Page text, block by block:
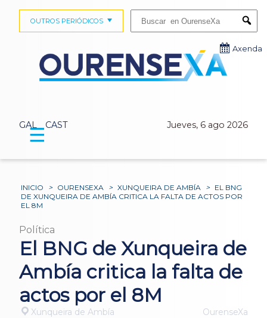
GAL CAST Jueves, 6 ago 2026
OUTROS PERIÓDICOS
Axenda
☰
INICIO > OURENSEXA > XUNQUEIRA DE AMBÍA > EL BNG
DE XUNQUEIRA DE AMBÍA CRITICA LA FALTA DE ACTOS POR
EL 8M
Política
El BNG de Xunqueira de
Ambía critica la falta de
actos por el 8M
Xunqueira de Ambía OurenseXa